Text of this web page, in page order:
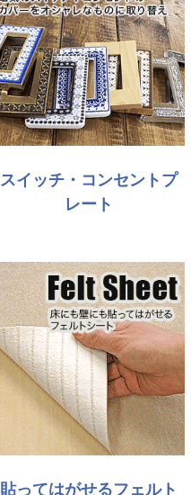
スイッチ・コンセントプ
レート
貼ってはがせるフェルト